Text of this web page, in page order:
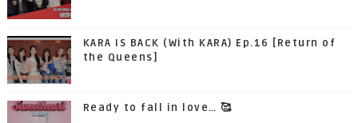
KARA IS BACK (With KARA) Ep.16 [Return of
the Queens]
Ready to fall in love… 🥰